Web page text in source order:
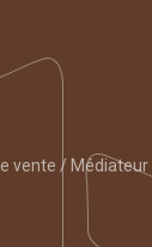
vente /